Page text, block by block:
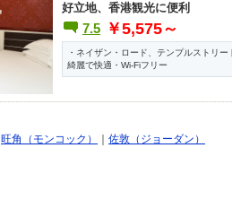
好立地、香港観光に便利
7.5 ￥5,575～
・ネイザン・ロード、テンプルストリ
綺麗で快適・Wi-Fiフリー
旺角（モンコック） 佐敦（ジョーダン）